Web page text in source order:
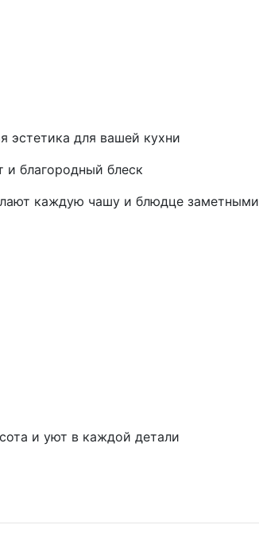
эстетика для вашей кухни
и благородный блеск
каждую чашу и блюдце заметными
и уют в каждой детали